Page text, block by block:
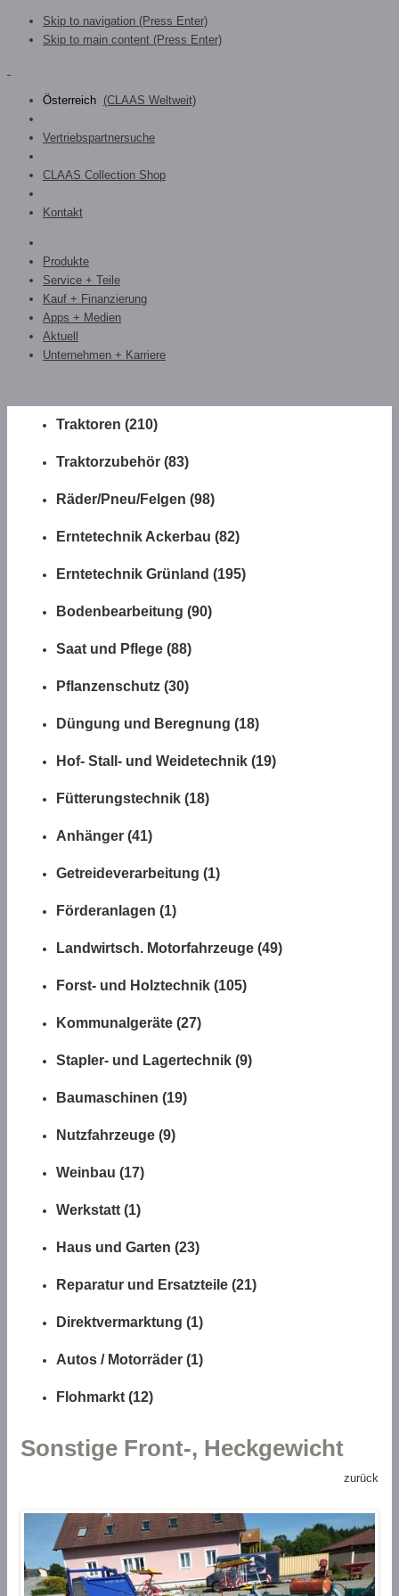
Skip to navigation (Press Enter)
Skip to main content (Press Enter)
Österreich (CLAAS Weltweit)
Vertriebspartnersuche
CLAAS Collection Shop
Kontakt
Produkte
Service + Teile
Kauf + Finanzierung
Apps + Medien
Aktuell
Unternehmen + Karriere
Traktoren (210)
Traktorzubehör (83)
Räder/Pneu/Felgen (98)
Erntetechnik Ackerbau (82)
Erntetechnik Grünland (195)
Bodenbearbeitung (90)
Saat und Pflege (88)
Pflanzenschutz (30)
Düngung und Beregnung (18)
Hof- Stall- und Weidetechnik (19)
Fütterungstechnik (18)
Anhänger (41)
Getreideverarbeitung (1)
Förderanlagen (1)
Landwirtsch. Motorfahrzeuge (49)
Forst- und Holztechnik (105)
Kommunalgeräte (27)
Stapler- und Lagertechnik (9)
Baumaschinen (19)
Nutzfahrzeuge (9)
Weinbau (17)
Werkstatt (1)
Haus und Garten (23)
Reparatur und Ersatzteile (21)
Direktvermarktung (1)
Autos / Motorräder (1)
Flohmarkt (12)
Sonstige Front-, Heckgewicht
zurück